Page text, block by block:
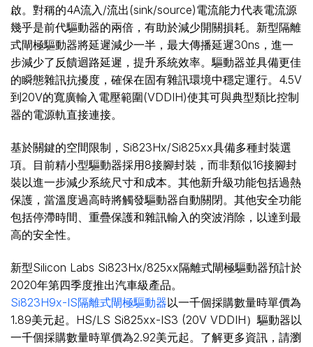
啟。對稱的4A流入/流出(sink/source)電流能力代表電流源
幾乎是前代驅動器的兩倍，有助於減少開關損耗。新型隔離
式閘極驅動器將延遲減少一半，最大傳播延遲30ns，進一
步減少了反饋迴路延遲，提升系統效率。驅動器並具備更佳
的瞬態雜訊抗擾度，確保在固有雜訊環境中穩定運行。4.5V
到20V的寬廣輸入電壓範圍(VDDIH)使其可與典型類比控制
器的電源軌直接連接。
基於關鍵的空間限制，Si823Hx/Si825xx具備多種封裝選
項。目前精小型驅動器採用8接腳封裝，而非類似16接腳封
裝以進一步減少系統尺寸和成本。其他新升級功能包括過熱
保護，當溫度過高時將觸發驅動器自動關閉。其他安全功能
包括停滯時間、重疊保護和雜訊輸入的突波消除，以達到最
高的安全性。
新型Silicon Labs Si823Hx/825xx隔離式閘極驅動器預計於
2020年第四季度推出汽車級產品。
Si823H9x-IS隔離式閘極驅動器以一千個採購數量時單價為
1.89美元起。HS/LS Si825xx-IS3 (20V VDDIH）驅動器以
一千個採購數量時單價為2.92美元起。了解更多資訊，請瀏